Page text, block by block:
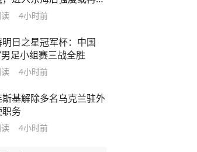
4小时前
明日之星冠军杯：中国
足小组赛三战全胜
4小时前
基解除多名乌克兰驻外
职务
4小时前